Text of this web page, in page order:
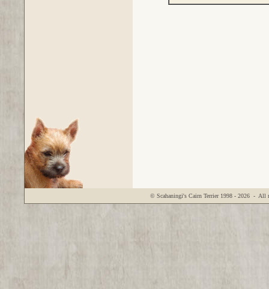
© Scahaningi's Cairn Terrier 1998 - 2026 - All